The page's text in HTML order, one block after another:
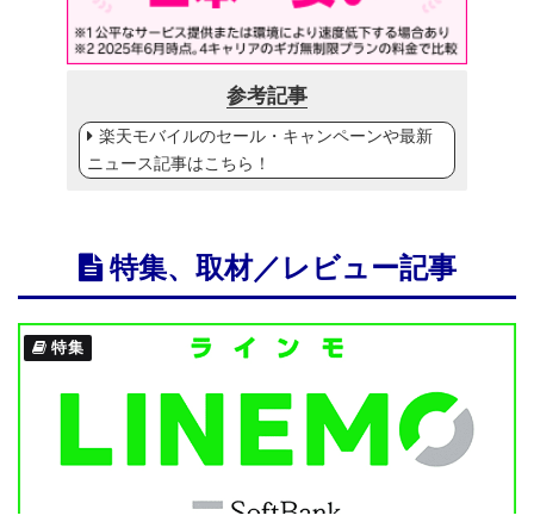
参考記事
楽天モバイルのセール・キャンペーンや最新
ニュース記事はこちら！
特集、取材／レビュー記事
特集